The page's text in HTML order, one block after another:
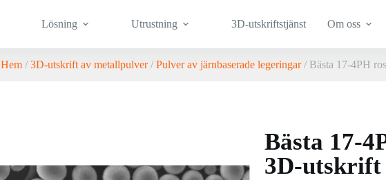
Lösning Utrustning 3D-utskriftstjänst Om oss
Hem/ 3D-utskrift av metallpulver/ Pulver av järnbaserade legeringar/ Bästa 17-4PH
Bästa 17-
3D-utskrift